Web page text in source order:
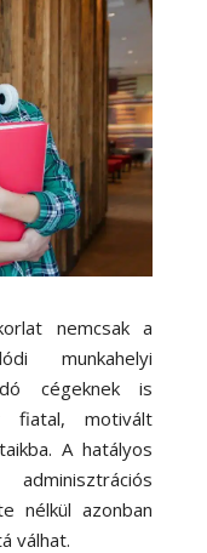
nemcsak a
munkahelyi
cégeknek is
fiatal, motivált
A hatályos
nélkül azonban
válhat.